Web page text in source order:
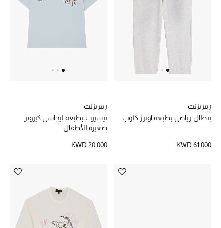
ريبريزنت
بنطال رياضي بطبعة اونرز كلوب
KWD 61.000
ريبريزنت
تيشيرت بطبعة ليجاسي كيروبز
صغيرة للأطفال
KWD 20.000